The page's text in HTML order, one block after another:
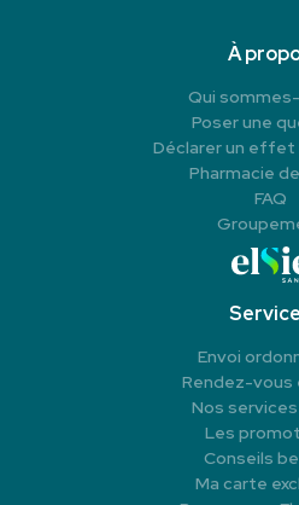
À
Qui
Poser une
Déclarer un effet
Pharmacie
FAQ
Envoi
Rendez-vous
Nos
Les
Conseils
Ma carte